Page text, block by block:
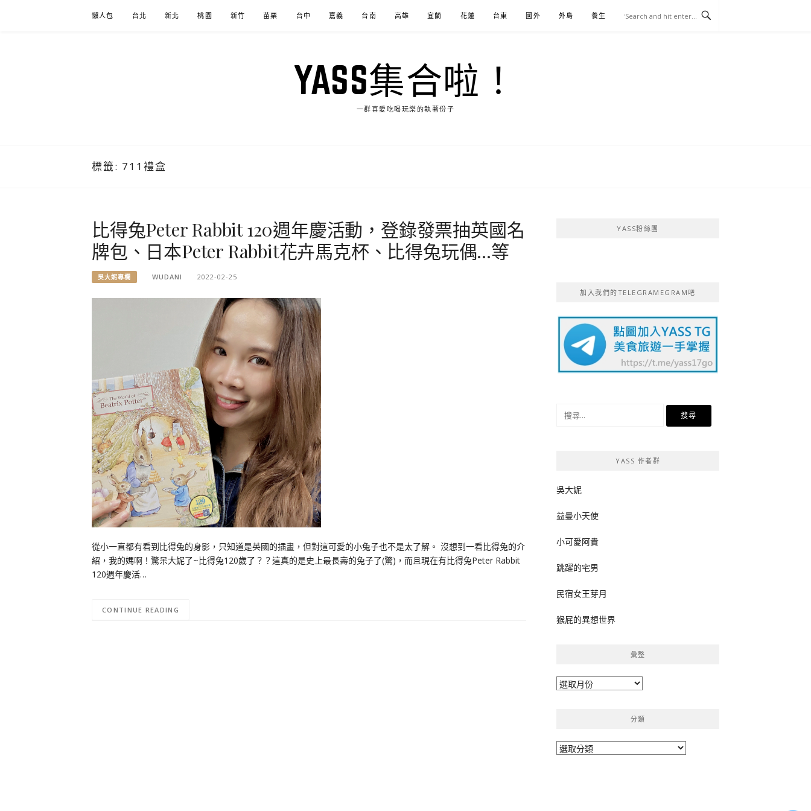
懶人包 台北 新北 桃園 新竹 苗栗 台中 嘉義 台南 高雄 宜蘭 花蓮 台東 國外 外島 養生 伴手禮
YASS集合啦！
一群喜愛吃喝玩樂的執著份子
標籤: 711禮盒
比得兔Peter Rabbit 120週年慶活動，登錄發票抽英國名
牌包、日本Peter Rabbit花卉馬克杯、比得兔玩偶…等
吳大妮專欄 WUDANI 2022-02-25
從小一直都有看到比得兔的身影，只知道是英國的插畫，但對這可愛的小兔子也不是太了解。 沒想到一看比得兔的介
紹，我的媽啊！驚呆大妮了~比得兔120歲了？？這真的是史上最長壽的兔子了(驚)，而且現在有比得兔Peter Rabbit
120週年慶活…
CONTINUE READING
YASS粉絲團
加入我們的TELEGRAMEGRAM吧
YASS 作者群
吳大妮
益曼小天使
小可愛阿貴
跳躍的宅男
民宿女王芽月
猴屁的異想世界
彙整
彙
分類
分